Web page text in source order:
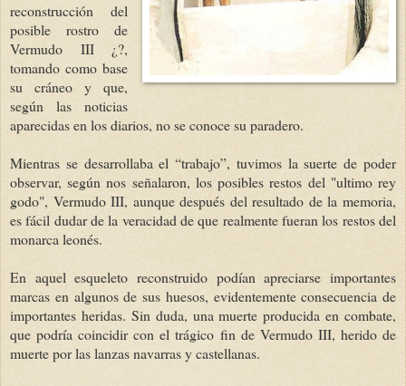
reconstrucción del
posible rostro de
Vermudo III ¿?,
tomando como base
su cráneo y que,
según las noticias
aparecidas en los diarios, no se conoce su paradero.
Mientras se desarrollaba el “trabajo”, tuvimos la suerte de poder
observar, según nos señalaron, los posibles restos del "ultimo rey
godo", Vermudo III, aunque después del resultado de la memoria,
es fácil dudar de la veracidad de que realmente fueran los restos del
monarca leonés.
En aquel esqueleto reconstruido podían apreciarse importantes
marcas en algunos de sus huesos, evidentemente consecuencia de
importantes heridas. Sin duda, una muerte producida en combate,
que podría coincidir con el trágico fin de Vermudo III, herido de
muerte por las lanzas navarras y castellanas.